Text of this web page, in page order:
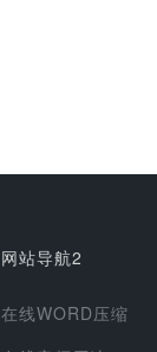
网站导航2
在线WORD压缩